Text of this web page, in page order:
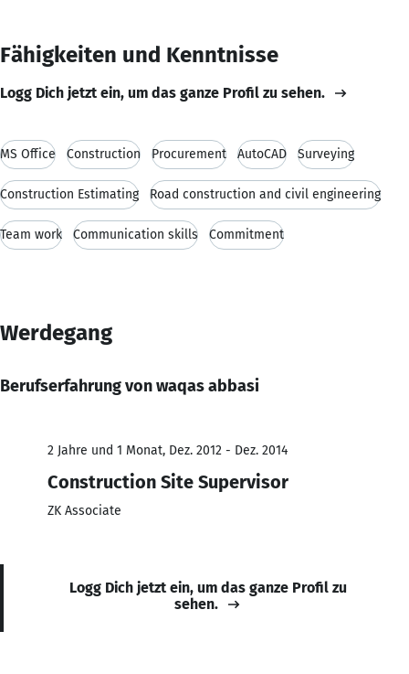
Fähigkeiten und Kenntnisse
Logg Dich jetzt ein, um das ganze Profil zu sehen.
MS Office Construction Procurement AutoCAD Surveying
Construction Estimating Road construction and civil engineering
Team work Communication skills Commitment
Werdegang
Berufserfahrung von waqas abbasi
2 Jahre und 1 Monat, Dez. 2012 - Dez. 2014
Construction Site Supervisor
ZK Associate
Logg Dich jetzt ein, um das ganze Profil zu
sehen.